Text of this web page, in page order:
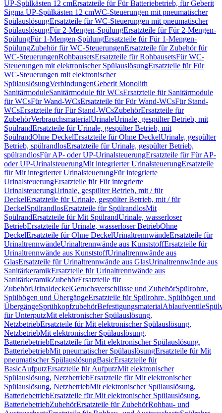
UP-Spülkästen 12 cmErsatzteile für Für Batteriebetrieb, für Geberit
Sigma UP-Spülkästen 12 cmWC-Steuerungen mit pneumatischer
SpülauslösungErsatzteile für WC-Steuerungen mit pneumatischer
SpülauslösungFür 2-Mengen-SpülungErsatzteile für Für 2-Mengen-
SpülungFür 1-Mengen-SpülungErsatzteile für Für 1-Mengen-
SpülungZubehör für WC-SteuerungenErsatzteile für Zubehör für
WC-SteuerungenRohbausetsErsatzteile für RohbausetsFür WC-
Steuerungen mit elektronischer SpülauslösungErsatzteile für Für
WC-Steuerungen mit elektronischer
SpülauslösungVerbindungenGeberit Monolith
SanitärmoduleSanitärmodule für WCsErsatzteile für Sanitärmodule
für WCsFür Wand-WCsErsatzteile für Für Wand-WCsFür Stand-
WCsErsatzteile für Für Stand-WCsZubehörErsatzteile für
ZubehörVerbrauchsmaterialUrinaleUrinale, gespülter Betrieb, mit
SpülrandErsatzteile für Urinale, gespülter Betrieb, mit
SpülrandOhne DeckelErsatzteile für Ohne DeckelUrinale, gespülter
Betrieb, spülrandlosErsatzteile für Urinale, gespülter Betrieb,
spülrandlosFür AP- oder UP-UrinalsteuerungErsatzteile für Für AP-
oder UP-UrinalsteuerungMit integrierter UrinalsteuerungErsatzteile
für Mit integrierter UrinalsteuerungFür integrierte
UrinalsteuerungErsatzteile für Für integrierte
UrinalsteuerungUrinale, gespülter Betrieb, mit / für
DeckelErsatzteile für Urinale, gespülter Betrieb, mit / für
DeckelSpülrandlosErsatzteile für SpülrandlosMit
SpülrandErsatzteile für Mit SpülrandUrinale, wasserloser
BetriebErsatzteile für Urinale, wasserloser BetriebOhne
DeckelErsatzteile für Ohne DeckelUrinaltrennwändeErsatzteile für
UrinaltrennwändeUrinaltrennwände aus KunststoffErsatzteile für
Urinaltrennwände aus KunststoffUrinaltrennwände aus
GlasErsatzteile für Urinaltrennwände aus GlasUrinaltrennwände aus
SanitärkeramikErsatzteile für Urinaltrennwände aus
SanitärkeramikZubehörErsatzteile für
ZubehörUrinaldeckelGeruchsverschlüsse und ZubehörSpülrohre,
Spülbögen und ÜbergängeErsatzteile für Spülrohre, Spülbögen und
ÜbergängeSprühkopfzubehörBefestigungsmaterialAblaufventile
für UnterputzMit elektronischer Spülauslösung,
NetzbetriebErsatzteile für Mit elektronischer Spülauslösung,
NetzbetriebMit elektronischer Spülauslösung,
BatteriebetriebErsatzteile für Mit elektronischer Spülauslösung,
BatteriebetriebMit pneumatischer SpülauslösungErsatzteile für Mit
pneumatischer SpülauslösungBasicErsatzteile für
BasicAufputzErsatzteile für AufputzMit elektronischer
Spülauslösung, NetzbetriebErsatzteile für Mit elektronischer
Spülauslösung, NetzbetriebMit elektronischer Spülauslösung,
BatteriebetriebErsatzteile für Mit elektronischer Spülauslösung,
BatteriebetriebZubehörErsatzteile für ZubehörRohbau- und